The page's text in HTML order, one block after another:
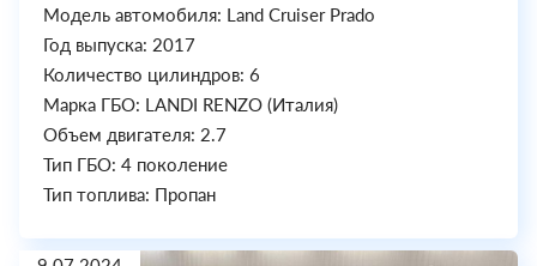
Модель автомобиля: Land Cruiser Prado
Год выпуска: 2017
Количество цилиндров: 6
Марка ГБО: LANDI RENZO (Италия)
Объем двигателя: 2.7
Тип ГБО: 4 поколение
Тип топлива: Пропан